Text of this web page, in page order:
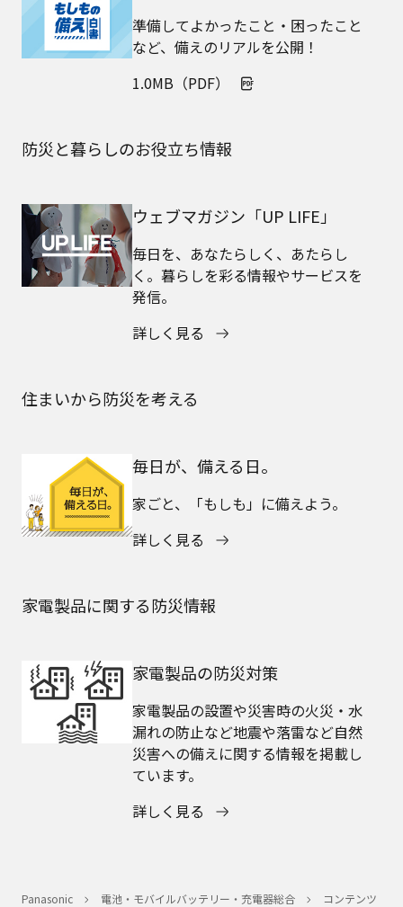
準備してよかったこと・困ったこと
など、備えのリアルを公開！
1.0MB（PDF）
防災と暮らしのお役立ち情報
ウェブマガジン「UP LIFE」
毎日を、あなたらしく、あたらし
く。暮らしを彩る情報やサービスを
発信。
詳しく見る
住まいから防災を考える
毎日が、備える日。
家ごと、「もしも」に備えよう。
詳しく見る
家電製品に関する防災情報
家電製品の防災対策
家電製品の設置や災害時の火災・水
漏れの防止など地震や落雷など自然
災害への備えに関する情報を掲載し
ています。
詳しく見る
Panasonic 電池・モバイルバッテリー・充電器総合
コンテンツ